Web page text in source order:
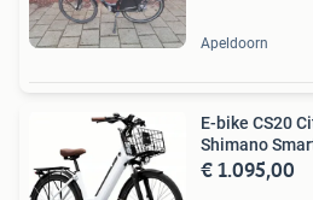
Apeldoorn
E-bike CS20
Shimano
€ 1.095,00